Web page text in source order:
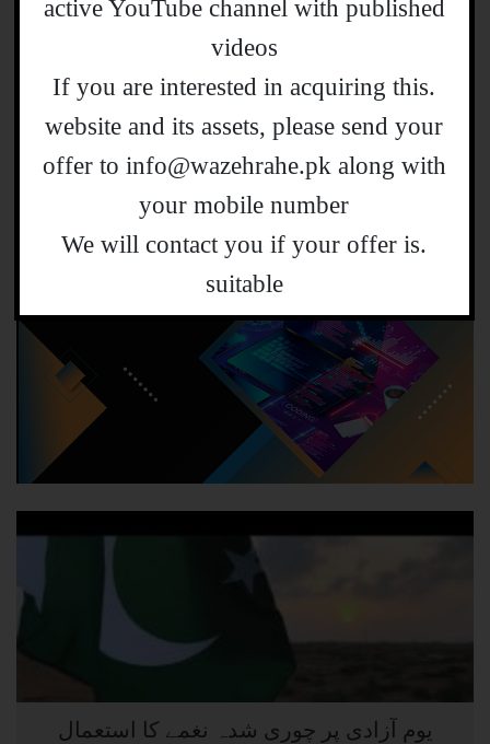
یومِ آزادی پر چوری شدہ نغمے کا استعمال
active YouTube channel with published
videos
.If you are interested in acquiring this
website and its assets, please send your
offer to info@wazehrahe.pk along with
your mobile number
.We will contact you if your offer is
suitable